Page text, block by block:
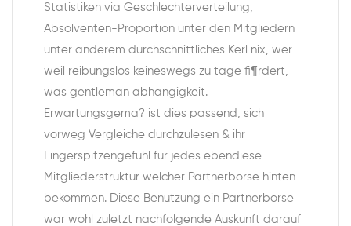
Statistiken via Geschlechterverteilung,
Absolventen-Proportion unter den Mitgliedern
unter anderem durchschnittliches Kerl nix, wer
weil reibungslos keineswegs zu tage fi¶rdert,
was gentleman abhangigkeit.
Erwartungsgema? ist dies passend, sich
vorweg Vergleiche durchzulesen & ihr
Fingerspitzengefuhl fur jedes ebendiese
Mitgliederstruktur welcher Partnerborse hinten
bekommen. Diese Benutzung ein Partnerborse
war wohl zuletzt nachfolgende Auskunft darauf